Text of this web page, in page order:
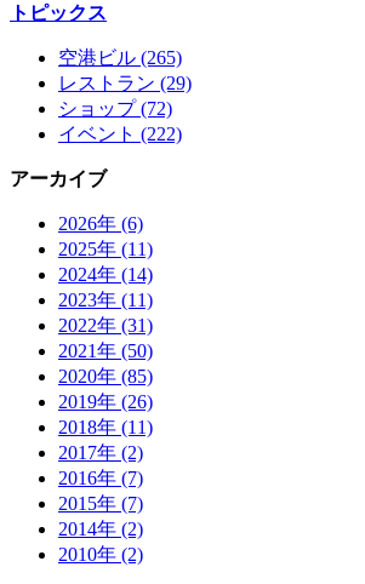
トピックス
空港ビル (265)
レストラン (29)
ショップ (72)
イベント (222)
アーカイブ
2026年 (6)
2025年 (11)
2024年 (14)
2023年 (11)
2022年 (31)
2021年 (50)
2020年 (85)
2019年 (26)
2018年 (11)
2017年 (2)
2016年 (7)
2015年 (7)
2014年 (2)
2010年 (2)